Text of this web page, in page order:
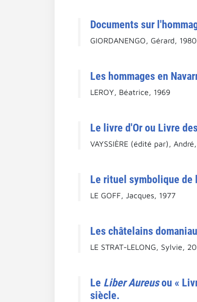
Documents sur
GIORDANENGO, Gérard, 1980
Les hommages en
LEROY, Béatrice, 1969
Le livre d'Or ou Livre
VAYSSIÈRE (édité par),
Le rituel symbolique de
LE GOFF, Jacques, 1977
Les châtelains
LE STRAT-LELONG, Sylvie,
Le Liber Aureusou «
siècle.